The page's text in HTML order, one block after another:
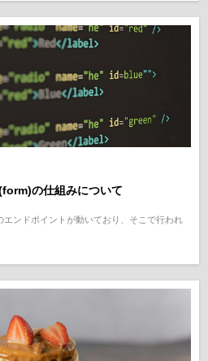
の仕組みについて
エンドポイントが動いており、そこで行われ